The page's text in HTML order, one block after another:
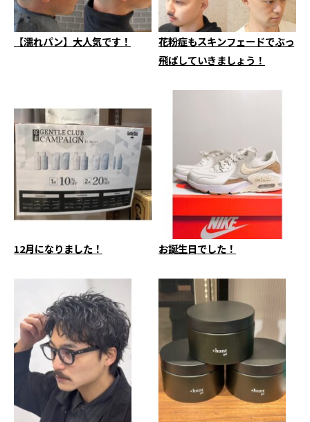
【濡れパン】大人気です！
花粉症もスキンフェードでぶっ
飛ばしていきましょう！
12月になりました！ お誕生日でした！